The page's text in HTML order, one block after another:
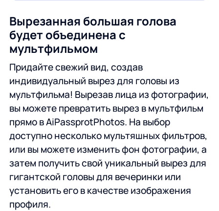
Вырезанная большая голова
будет объединена с
мультфильмом
Придайте свежий вид, создав
индивидуальный вырез для головы из
мультфильма! Вырезав лица из фотографии,
вы можете превратить вырез в мультфильм
прямо в AiPassprotPhotos. На выбор
доступно несколько мультяшных фильтров,
или вы можете изменить фон фотографии, а
затем получить свой уникальный вырез для
гигантской головы для вечеринки или
установить его в качестве изображения
профиля.